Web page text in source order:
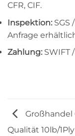
CFR, CIF.
Inspektion: SGS
Anfrage
Zahlung: SWIFT
Großhandel
Qualität 10lb/1Ply